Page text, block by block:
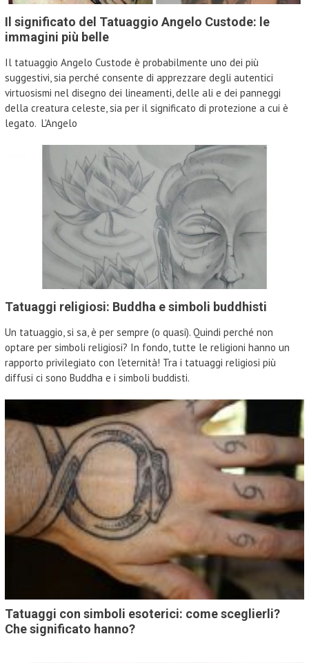
Il significato del Tatuaggio Angelo Custode: le
immagini più belle
Il tatuaggio Angelo Custode è probabilmente uno dei più
suggestivi, sia perché consente di apprezzare degli autentici
virtuosismi nel disegno dei lineamenti, delle ali e dei panneggi
della creatura celeste, sia per il significato di protezione a cui è
legato. L'Angelo
Tatuaggi religiosi: Buddha e simboli buddhisti
Un tatuaggio, si sa, è per sempre (o quasi). Quindi perché non
optare per simboli religiosi? In fondo, tutte le religioni hanno un
rapporto privilegiato con l'eternità! Tra i tatuaggi religiosi più
diffusi ci sono Buddha e i simboli buddisti.
Tatuaggi con simboli esoterici: come sceglierli?
Che significato hanno?